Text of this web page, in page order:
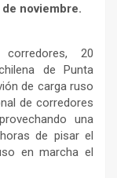
noviembre.
20
de Punta
de carga ruso
de corredores
una
de pisar el
en marcha el